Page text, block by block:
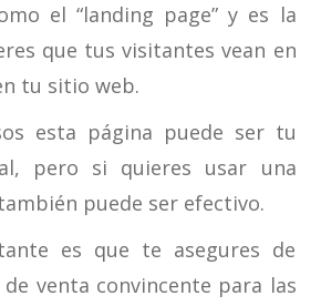
el “landing page” y es la
que tus visitantes vean en
tu sitio web.
esta página puede ser tu
pero si quieres usar una
puede ser efectivo.
es que te asegures de
venta convincente para las